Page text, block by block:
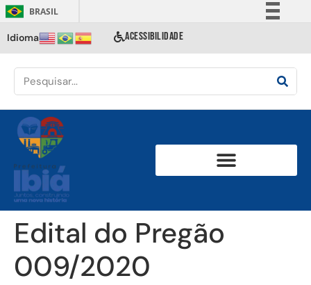
BRASIL
Comunica BR
Acesso à informação
Idioma ACESSIBILIDADE
Edital do Pregão
009/2020